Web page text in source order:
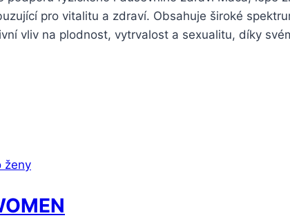
pro vitalitu a zdraví. Obsahuje široké
vliv na plodnost, vytrvalost a sexualitu, díky
ženy